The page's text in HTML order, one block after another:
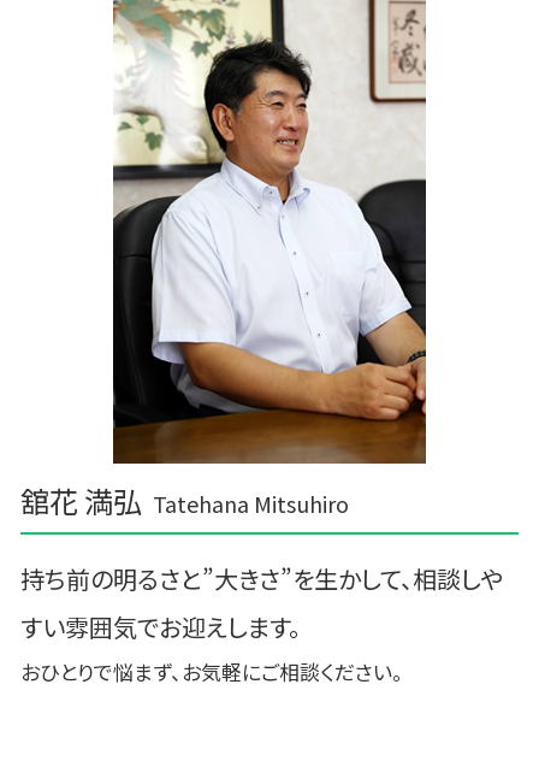
舘花 満弘 Tatehana Mitsuhiro
持ち前の明るさと”大きさ”を生かして、相談しや
すい雰囲気でお迎えします。
おひとりで悩まず、お気軽にご相談ください。